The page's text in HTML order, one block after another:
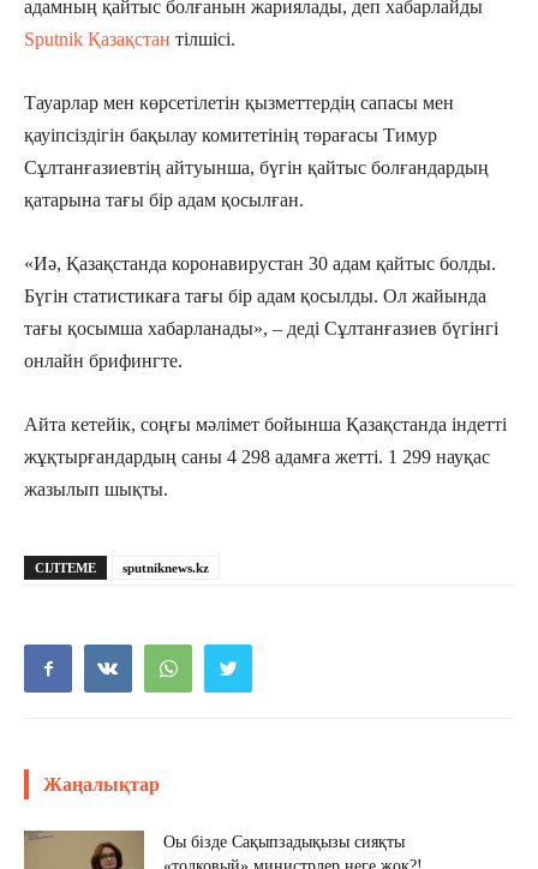
адамның қайтыс болғанын жариялады, деп хабарлайды
Sputnik Қазақстан тілшісі.
Тауарлар мен көрсетілетін қызметтердің сапасы мен
қауіпсіздігін бақылау комитетінің төрағасы Тимур
Сұлтанғазиевтің айтуынша, бүгін қайтыс болғандардың
қатарына тағы бір адам қосылған.
«Иә, Қазақстанда коронавирустан 30 адам қайтыс болды.
Бүгін статистикаға тағы бір адам қосылды. Ол жайында
тағы қосымша хабарланады», – деді Сұлтанғазиев бүгінгі
онлайн брифингте.
Айта кетейік, соңғы мәлімет бойынша Қазақстанда індетті
жұқтырғандардың саны 4 298 адамға жетті. 1 299 науқас
жазылып шықты.
СІЛТЕМЕ sputniknews.kz
Жаңалықтар
Оы бізде Сақыпзадықызы сияқты